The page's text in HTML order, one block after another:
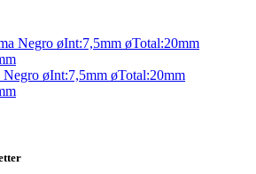
Negro øInt:7,5mm øTotal:20mm